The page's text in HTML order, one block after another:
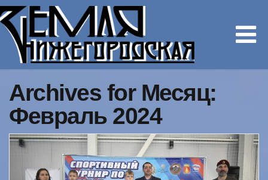
Archives for Месяц:
Февраль 2024